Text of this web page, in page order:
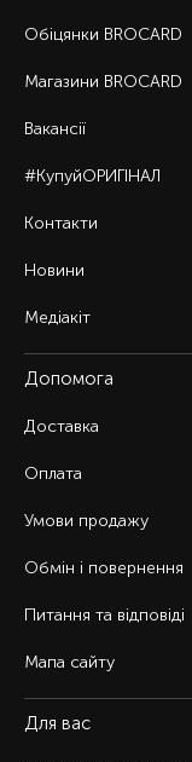
Обіцянки BROCARD
Магазини BROCARD
Вакансії
#КупуйОРИГІНАЛ
Контакти
Новини
Медіакіт
Допомога
Доставка
Оплата
Умови продажу
Обмін і повернення
Питання та відповіді
Мапа сайту
Для вас